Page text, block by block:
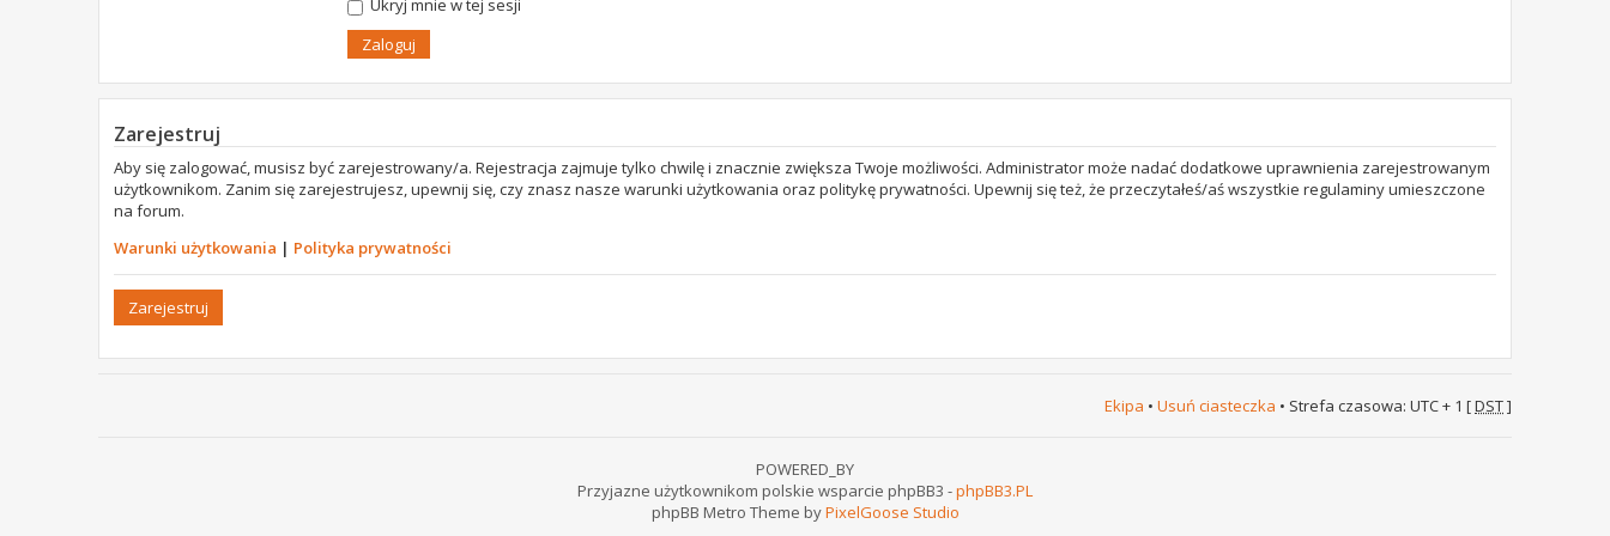
Ukryj mnie w tej sesji
Zarejestruj
Aby się zalogować, musisz być zarejestrowany/a. Rejestracja zajmuje tylko chwilę i znacznie zwiększa Twoje możliwości. Administrator może nadać dodatkowe uprawnienia zarejestrowanym
użytkownikom. Zanim się zarejestrujesz, upewnij się, czy znasz nasze warunki użytkowania oraz politykę prywatności. Upewnij się też, że przeczytałeś/aś wszystkie regulaminy umieszczone
na forum.
Warunki użytkowania | Polityka prywatności
Zarejestruj
Ekipa • Usuń ciasteczka • Strefa czasowa: UTC + 1 [DST]
POWERED_BY
Przyjazne użytkownikom polskie wsparcie phpBB3 -phpBB3.PL
phpBB Metro Theme byPixelGoose Studio